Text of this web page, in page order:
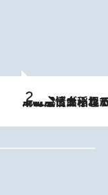
2026.8.5
下町風情あふれる台北屈指の人気エリア・大稲埕でセンスのいい台湾土産《ヴ